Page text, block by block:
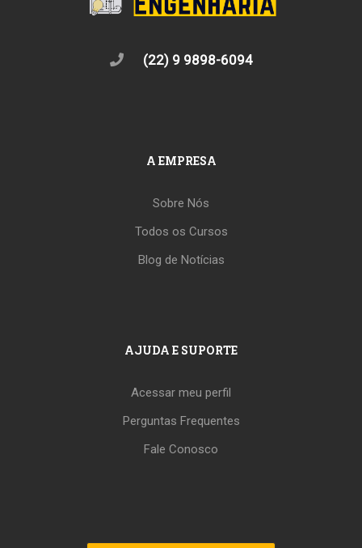
(22) 9 9898-6094
A EMPRESA
Sobre Nós
Todos os Cursos
Blog de Notícias
AJUDA E SUPORTE
Acessar meu perfil
Perguntas Frequentes
Fale Conosco